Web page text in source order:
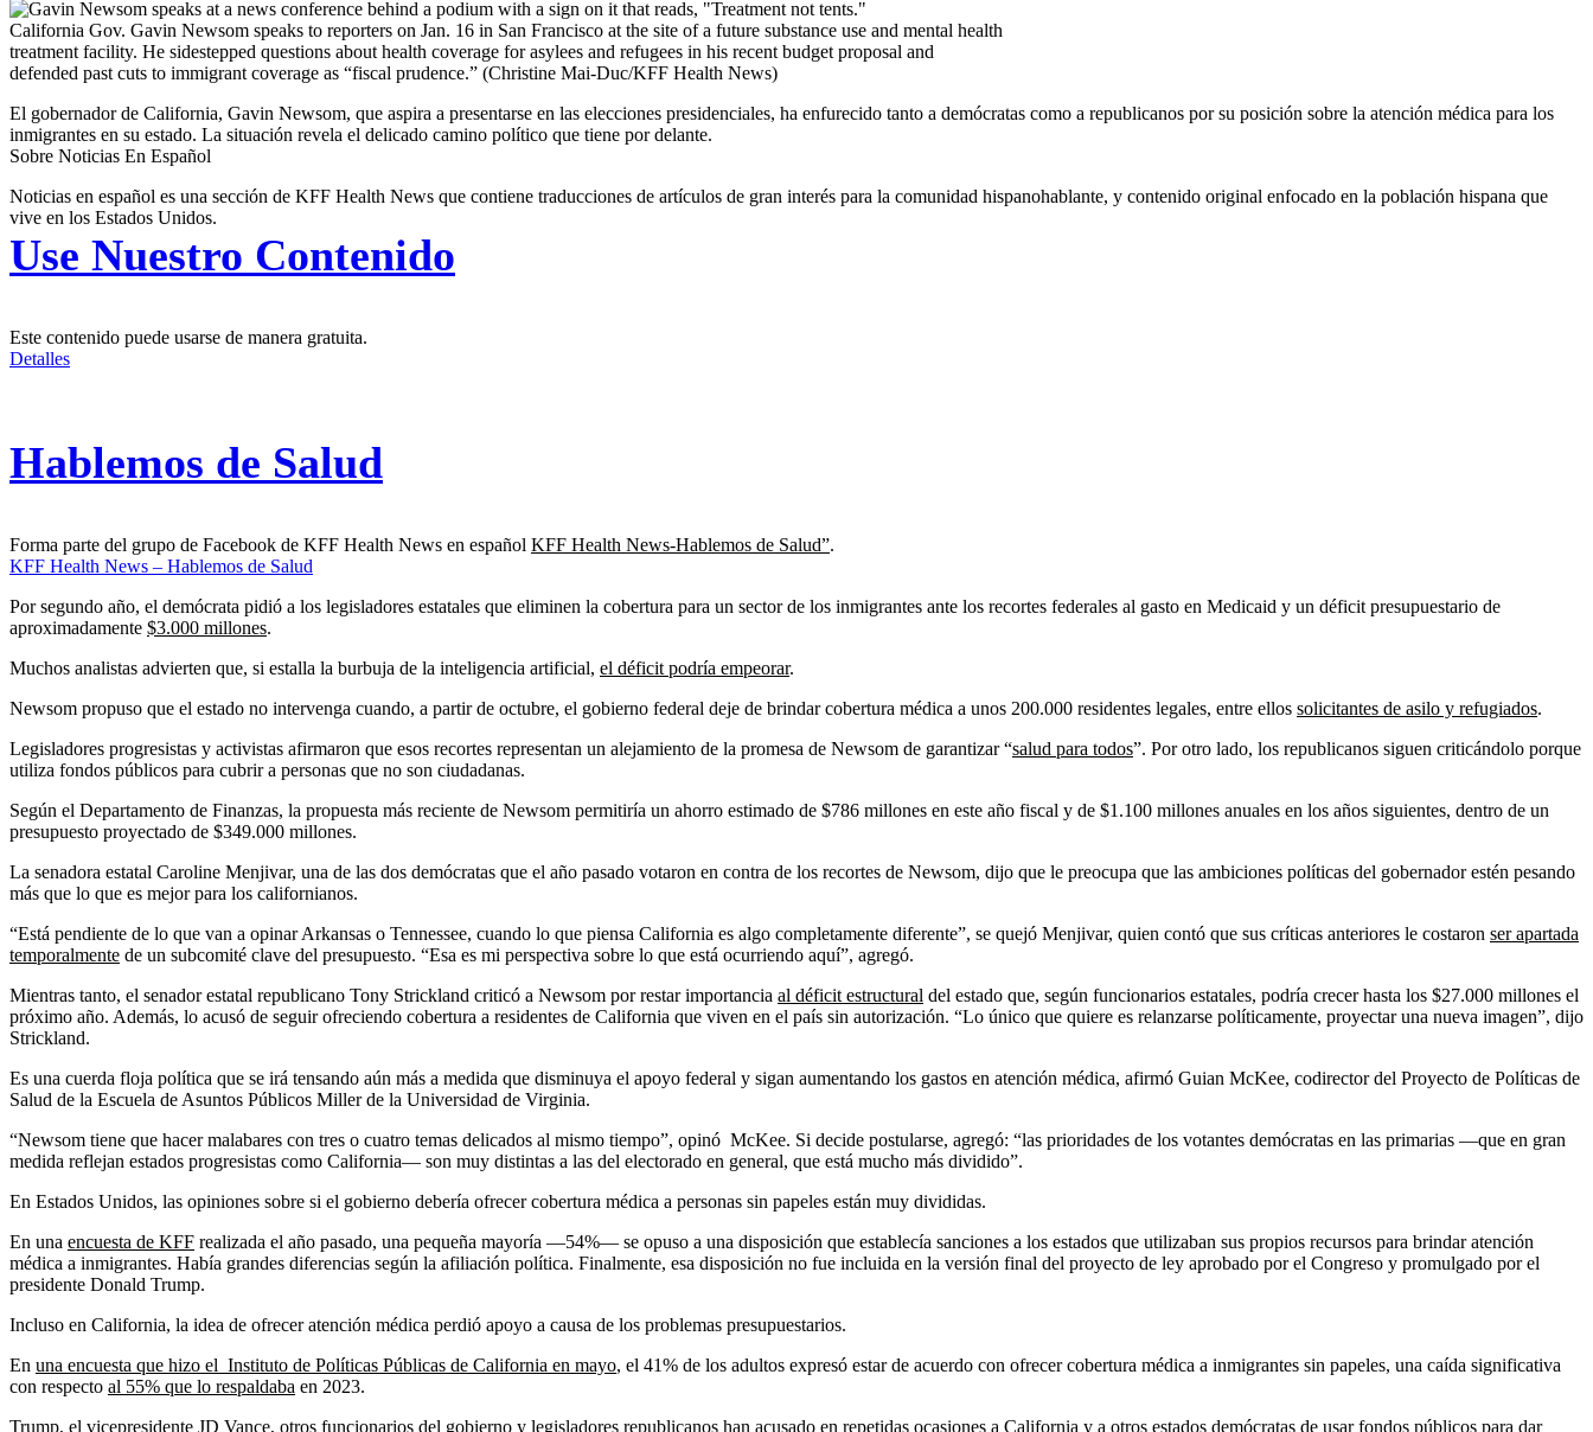
California Gov. Gavin Newsom speaks to reporters on Jan. 16 in San Francisco at the site of a future substance use and mental health
treatment facility. He sidestepped questions about health coverage for asylees and refugees in his recent budget proposal and
defended past cuts to immigrant coverage as “fiscal prudence.” (Christine Mai-Duc/KFF Health News)
El gobernador de California, Gavin Newsom, que aspira a presentarse en las elecciones presidenciales, ha enfurecido tanto a demócratas como a republicanos por su posición sobre la atención médica para los
inmigrantes en su estado. La situación revela el delicado camino político que tiene por delante.
Sobre Noticias En Español
Noticias en español es una sección de KFF Health News que contiene traducciones de artículos de gran interés para la comunidad hispanohablante, y contenido original enfocado en la población hispana que
vive en los Estados Unidos.
Use Nuestro Contenido
Este contenido puede usarse de manera gratuita.
Detalles
Hablemos de Salud
Forma parte del grupo de Facebook de KFF Health News en español KFF Health News-Hablemos de Salud”.
KFF Health News – Hablemos de Salud
Por segundo año, el demócrata pidió a los legisladores estatales que eliminen la cobertura para un sector de los inmigrantes ante los recortes federales al gasto en Medicaid y un déficit presupuestario de
aproximadamente $3.000 millones.
Muchos analistas advierten que, si estalla la burbuja de la inteligencia artificial, el déficit podría empeorar.
Newsom propuso que el estado no intervenga cuando, a partir de octubre, el gobierno federal deje de brindar cobertura médica a unos 200.000 residentes legales, entre ellos solicitantes de asilo y refugiados.
Legisladores progresistas y activistas afirmaron que esos recortes representan un alejamiento de la promesa de Newsom de garantizar “salud para todos”. Por otro lado, los republicanos siguen criticándolo porque
utiliza fondos públicos para cubrir a personas que no son ciudadanas.
Según el Departamento de Finanzas, la propuesta más reciente de Newsom permitiría un ahorro estimado de $786 millones en este año fiscal y de $1.100 millones anuales en los años siguientes, dentro de un
presupuesto proyectado de $349.000 millones.
La senadora estatal Caroline Menjivar, una de las dos demócratas que el año pasado votaron en contra de los recortes de Newsom, dijo que le preocupa que las ambiciones políticas del gobernador estén pesando
más que lo que es mejor para los californianos.
“Está pendiente de lo que van a opinar Arkansas o Tennessee, cuando lo que piensa California es algo completamente diferente”, se quejó Menjivar, quien contó que sus críticas anteriores le costaron ser apartada
temporalmente de un subcomité clave del presupuesto. “Esa es mi perspectiva sobre lo que está ocurriendo aquí”, agregó.
Mientras tanto, el senador estatal republicano Tony Strickland criticó a Newsom por restar importancia al déficit estructural del estado que, según funcionarios estatales, podría crecer hasta los $27.000 millones el
próximo año. Además, lo acusó de seguir ofreciendo cobertura a residentes de California que viven en el país sin autorización. “Lo único que quiere es relanzarse políticamente, proyectar una nueva imagen”, dijo
Strickland.
Es una cuerda floja política que se irá tensando aún más a medida que disminuya el apoyo federal y sigan aumentando los gastos en atención médica, afirmó Guian McKee, codirector del Proyecto de Políticas de
Salud de la Escuela de Asuntos Públicos Miller de la Universidad de Virginia.
“Newsom tiene que hacer malabares con tres o cuatro temas delicados al mismo tiempo”, opinó McKee. Si decide postularse, agregó: “las prioridades de los votantes demócratas en las primarias —que en gran
medida reflejan estados progresistas como California— son muy distintas a las del electorado en general, que está mucho más dividido”.
En Estados Unidos, las opiniones sobre si el gobierno debería ofrecer cobertura médica a personas sin papeles están muy divididas.
En una encuesta de KFF realizada el año pasado, una pequeña mayoría —54%— se opuso a una disposición que establecía sanciones a los estados que utilizaban sus propios recursos para brindar atención
médica a inmigrantes. Había grandes diferencias según la afiliación política. Finalmente, esa disposición no fue incluida en la versión final del proyecto de ley aprobado por el Congreso y promulgado por el
presidente Donald Trump.
Incluso en California, la idea de ofrecer atención médica perdió apoyo a causa de los problemas presupuestarios.
En una encuesta que hizo el Instituto de Políticas Públicas de California en mayo, el 41% de los adultos expresó estar de acuerdo con ofrecer cobertura médica a inmigrantes sin papeles, una caída significativa
con respecto al 55% que lo respaldaba en 2023.
Trump, el vicepresidente JD Vance, otros funcionarios del gobierno y legisladores republicanos han acusado en repetidas ocasiones a California y a otros estados demócratas de usar fondos públicos para dar